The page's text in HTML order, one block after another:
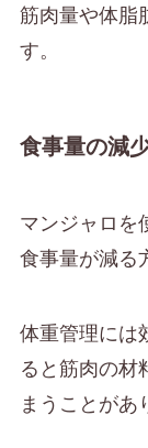
筋肉量や体脂
す。
食事量の減
マンジャロを
食事量が減る
体重管理には
ると筋肉の材
まうことがあ